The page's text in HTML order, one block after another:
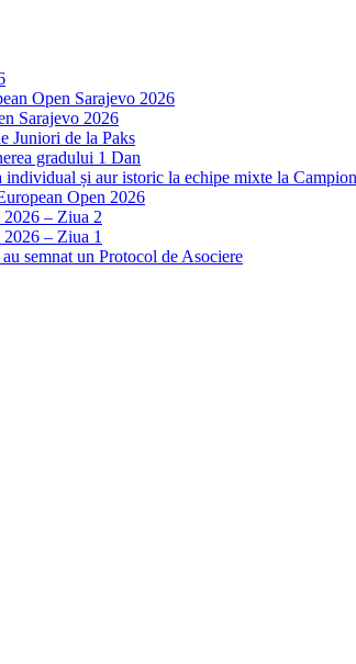
Open Sarajevo 2026
Sarajevo 2026
Juniori de la Paks
gradului 1 Dan
și aur istoric la echipe mixte la
Open 2026
– Ziua 2
– Ziua 1
semnat un Protocol de Asociere